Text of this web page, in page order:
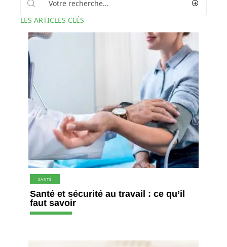
LES ARTICLES CLÉS
SANTÉ
Santé et sécurité au travail : ce qu’il
faut savoir